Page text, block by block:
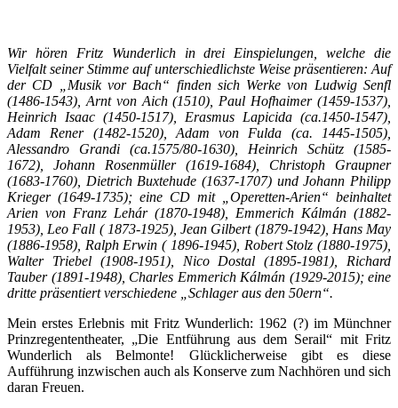
Wir hören Fritz Wunderlich in drei Einspielungen, welche die
Vielfalt seiner Stimme auf unterschiedlichste Weise präsentieren: Auf
der CD „Musik vor Bach“ finden sich Werke von Ludwig Senfl
(1486-1543), Arnt von Aich (1510), Paul Hofhaimer (1459-1537),
Heinrich Isaac (1450-1517), Erasmus Lapicida (ca.1450-1547),
Adam Rener (1482-1520), Adam von Fulda (ca. 1445-1505),
Alessandro Grandi (ca.1575/80-1630), Heinrich Schütz (1585-
1672), Johann Rosenmüller (1619-1684), Christoph Graupner
(1683-1760), Dietrich Buxtehude (1637-1707) und Johann Philipp
Krieger (1649-1735); eine CD mit „Operetten-Arien“ beinhaltet
Arien von Franz Lehár (1870-1948), Emmerich Kálmán (1882-
1953), Leo Fall ( 1873-1925), Jean Gilbert (1879-1942), Hans May
(1886-1958), Ralph Erwin ( 1896-1945), Robert Stolz (1880-1975),
Walter Triebel (1908-1951), Nico Dostal (1895-1981), Richard
Tauber (1891-1948), Charles Emmerich Kálmán (1929-2015); eine
dritte präsentiert verschiedene „Schlager aus den 50ern“.
Mein erstes Erlebnis mit Fritz Wunderlich: 1962 (?) im Münchner
Prinzregententheater, „Die Entführung aus dem Serail“ mit Fritz
Wunderlich als Belmonte! Glücklicherweise gibt es diese
Aufführung inzwischen auch als Konserve zum Nachhören und sich
daran Freuen.